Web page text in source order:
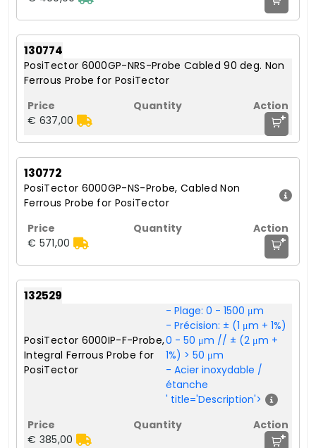
130774
PosiTector 6000GP-NRS-Probe Cabled 90 deg. Non
Ferrous Probe for PosiTector
€ 637,00 +
130772
PosiTector 6000GP-NS-Probe, Cabled Non
Ferrous Probe for PosiTector
€ 571,00 +
132529
PosiTector 6000IP-F-Probe,
Integral Ferrous Probe for
PosiTector
- Plage: 0 - 1500 μm
- Précision: ± (1 μm + 1%)
0 - 50 μm // ± (2 μm +
1%) > 50 μm
- Acier inoxydable /
étanche
' title='Description'>
€ 385,00 +